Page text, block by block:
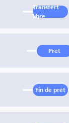
Transfert
libre
Prêt
Fin de prêt